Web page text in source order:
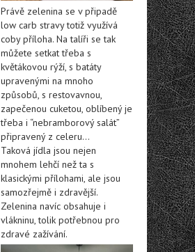
Právě zelenina se v připadě
low carb stravy totiž využívá
coby příloha. Na talíři se tak
můžete setkat třeba s
květákovou rýží, s batáty
upravenými na mnoho
způsobů, s restovavnou,
zapečenou cuketou, oblíbený je
třeba i “nebramborový salát”
připravený z celeru…
Taková jídla jsou nejen
mnohem lehčí než ta s
klasickými přílohami, ale jsou
samozřejmě i zdravější.
Zelenina navíc obsahuje i
vlákninu, tolik potřebnou pro
zdravé zažívání.